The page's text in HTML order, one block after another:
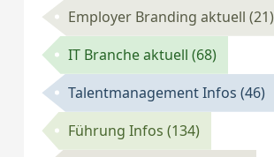
Employer Branding aktuell(21)
IT Branche aktuell(68)
Talentmanagement Infos(46)
Führung Infos(134)